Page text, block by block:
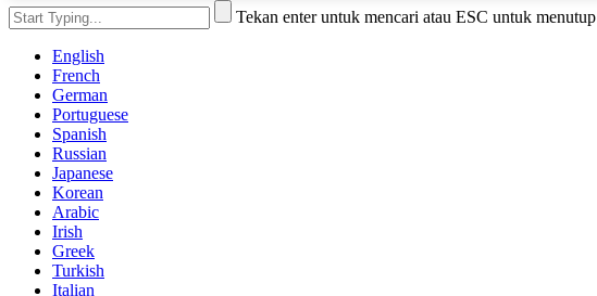
Tekan enter untuk mencari atau ESC untuk menutup
English
French
German
Portuguese
Spanish
Russian
Japanese
Korean
Arabic
Irish
Greek
Turkish
Italian